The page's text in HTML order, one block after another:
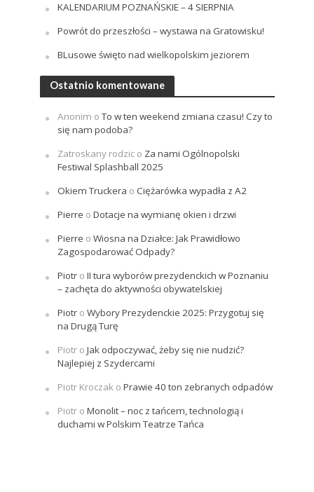
KALENDARIUM POZNAŃSKIE – 4 SIERPNIA
Powrót do przeszłości – wystawa na Gratowisku!
BLusowe święto nad wielkopolskim jeziorem
Ostatnio komentowane
Anonim oTo w ten weekend zmiana czasu! Czy to
się nam podoba?
Zatroskany rodzico Za nami Ogólnopolski
Festiwal Splashball 2025
Okiem Truckera o Ciężarówka wypadła z A2
Pierre o Dotacje na wymianę okien i drzwi
Pierre o Wiosna na Działce: Jak Prawidłowo
Zagospodarować Odpady?
Piotro II tura wyborów prezydenckich w Poznaniu
– zachęta do aktywności obywatelskiej
Piotro Wybory Prezydenckie 2025: Przygotuj się
na Drugą Turę
Piotro Jak odpoczywać, żeby się nie nudzić?
Najlepiej z Szydercami
Piotr Kroczako Prawie 40 ton zebranych odpadów
Piotro Monolit – noc z tańcem, technologią i
duchami w Polskim Teatrze Tańca